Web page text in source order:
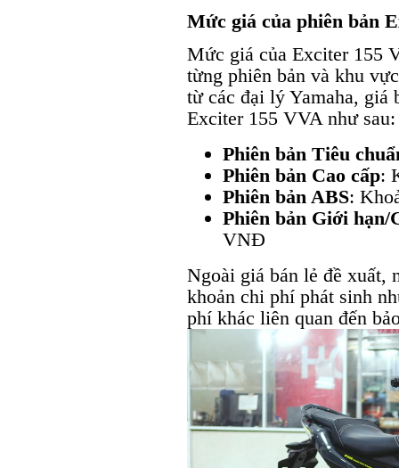
Mức giá của phiên bản
Mức giá của Exciter 155
từng phiên bản và khu
từ các đại lý Yamaha, giá
Exciter 155 VVA như sau:
Phiên bản Tiêu
Phiên bản Cao cấp:
Phiên bản ABS:
Phiên bản Giới hạn/
VNĐ
Ngoài giá bán lẻ đề xuất,
khoản chi phí phát sinh
phí khác liên quan đến